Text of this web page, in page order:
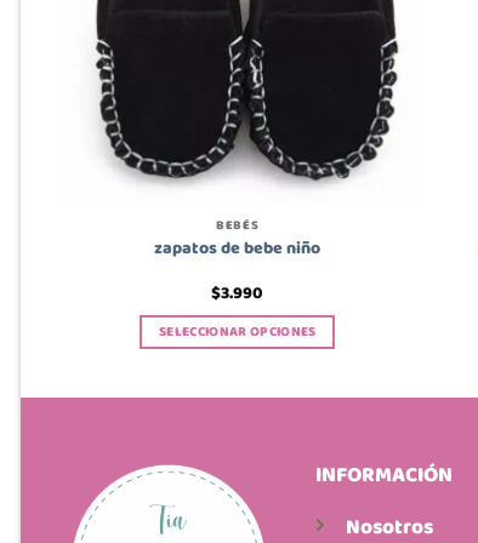
BEBÉS
zapatos de bebe niño
$3.990
SELECCIONAR OPCIONES
Las
opciones
INFORMACIÓN
Nosotros